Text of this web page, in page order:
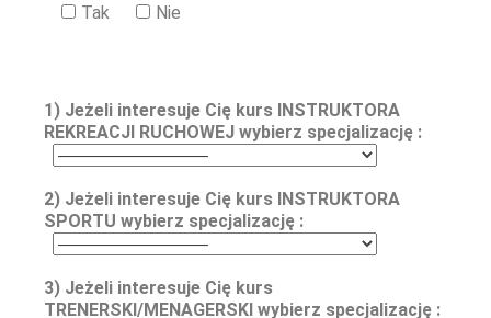
Tak
Nie
1) Jeżeli interesuje Cię kurs INSTRUKTORA
REKREACJI RUCHOWEJ wybierz specjalizację :
2) Jeżeli interesuje Cię kurs INSTRUKTORA
SPORTU wybierz specjalizację :
3) Jeżeli interesuje Cię kurs
TRENERSKI/MENAGERSKI wybierz specjalizację :